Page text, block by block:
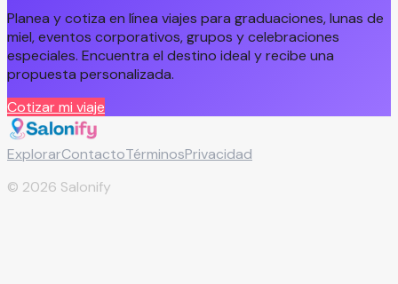
Planea y cotiza en línea viajes para graduaciones, lunas de
miel, eventos corporativos, grupos y celebraciones
especiales. Encuentra el destino ideal y recibe una
propuesta personalizada.
Cotizar mi viaje
ExplorarContactoTérminosPrivacidad
© 2026 Salonify